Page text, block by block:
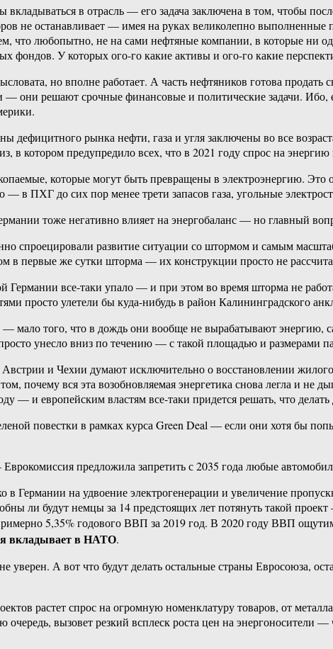
в отрасль — его задача заключена в том, чтобы
не останавливает — имея на руках великолепно
что любопытно, не на сами нефтяные компании, в которые ни
фондов. У которых ого-го какие активы и ого-го какие
но вполне работает. А часть нефтяников готова
они решают срочные финансовые и политические задачи. Ибо,
рынка нефти, газа и угля заключены во все
в котором предупредило всех, что в 2021 году спрос на
которые могут быть превращены в электроэнергию.
в ПХГ до сих пор менее трети запасов газа, угольные
тоже негативно влияет на энергобаланс — но главный
спроецировали развитие ситуации со штормом и самым
в первые же сутки шторма — их конструкции просто не
Германии все-таки упало — и при этом во время шторма не
просто улетели бы куда-нибудь в район Калининградского
мало того, что в дождь они вообще не вырабатывают энергию,
унесло вниз по течению — с такой площадью и размерами
и Чехии думают исключительно о восстановлении
почему вся эта возобновляемая энергетика снова легла и
— и европейским властям все-таки придется решать, что делать
повестки в рамках курса Green Deal — если они хотя бы
предложила запретить с 2035 года любые
в Германии на удвоение электрогенерации и увеличение
ли будут немцы за 14 предстоящих лет потянуть такой
5,35% годового ВВП за 2019 год. В 2020 году ВВП
вкладывает в НАТО.
А вот что будут делать остальные страны Евросоюза,
растет спрос на огромную номенклатуру товаров, от
вызовет резкий всплеск роста цен на энергоносители